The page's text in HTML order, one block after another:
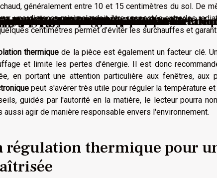
chaud, généralement entre 10 et 15 centimètres du sol. De
une distance minimale doit être respectée entre les
centimètres permet d’éviter les surchauffes et
thermique de la pièce est également un facteur clé.
et limite les pertes d'énergie. Il est donc
en portant une attention particulière aux fenêtres, aux
peut s'avérer très utile pour réguler la température
guidés par l'autorité en la matière, le lecteur pourra
aussi agir de manière responsable envers l'environnement.
régulation thermique pour
partenaire de vie
gagner un étage avec une
l’âme d’un immeuble
nos jardins de demain ?
pour votre toiture ?
à Narbonne ? Voici le top 3 !
: les critères pour bien choisir
avec des astuces simples ?
idéal d'une borne
rénovation ou extension ?
jardin urbain ?
occasion ?
douche italienne ?
de jardin écologique ?
elles l'industrie du
stratégies et astuces
transformer votre espace de vie ?
: Stratégies clés
transformer votre mode de vie ?
de toiture ?
œuvre au Havre ?
augmenter la sécurité de votre
chaque saison ?
de rénovation ?
votre projet de construction ?